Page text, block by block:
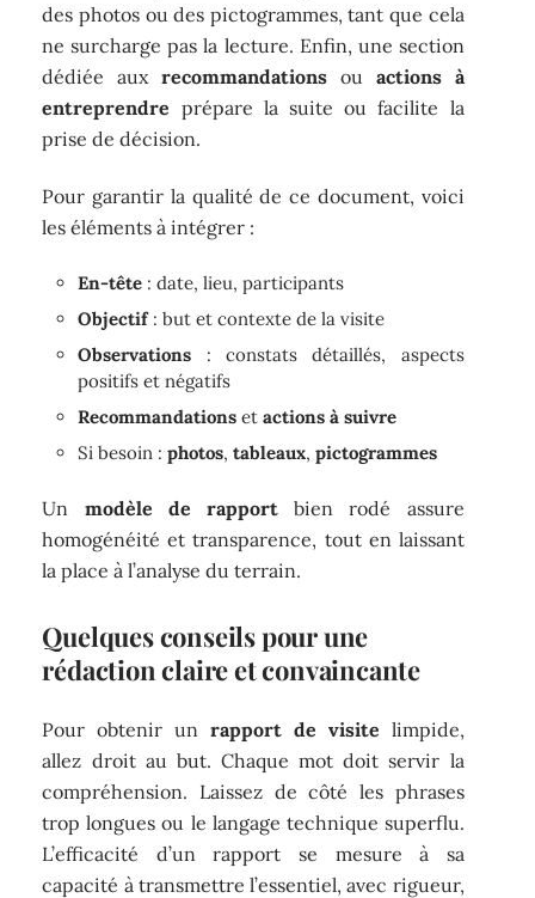
des photos ou des pictogrammes, tant que cela
ne surcharge pas la lecture. Enfin, une section
dédiée auxrecommandations ou actions à
entreprendre prépare la suite ou facilite la
prise de décision.
Pour garantir la qualité de ce document, voici
les éléments à intégrer :
En-tête : date, lieu, participants
Objectif: but et contexte de la visite
Observations : constats détaillés, aspects
positifs et négatifs
Recommandations etactions à suivre
Si besoin :photos,tableaux,pictogrammes
Un modèle de rapport bien rodé assure
homogénéité et transparence, tout en laissant
la place à l’analyse du terrain.
Quelques conseils pour une
rédaction claire et convaincante
Pour obtenir un rapport de visite limpide,
allez droit au but. Chaque mot doit servir la
compréhension. Laissez de côté les phrases
trop longues ou le langage technique superflu.
L’efficacité d’un rapport se mesure à sa
capacité à transmettre l’essentiel, avec rigueur,